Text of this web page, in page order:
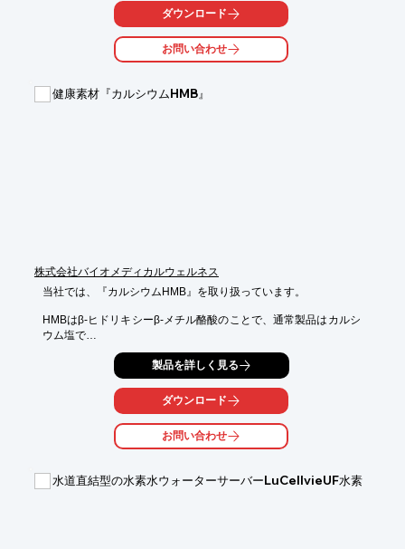
中国ではこれらの冬虫夏草の中でも、コルジセプスの評価につい
高く評価され、数多い冬虫夏草の中でコルジセプスだけが唯一、
【特長】
ダウンロード
お問い合わせ
健康素材『カルシウムHMB』
株式会社バイオメディカルウェルネス
当社では、『カルシウムHMB』を取り扱っています。
HMBはβ-ヒドリキシーβ-メチル酪酸のことで、通常製品はカルシ
ウム塩で
供給されます。
本製品は外部テストおよび内部検査でその品質がチェック（GMP
基づく）されており、食品ISO22000取得済みで、国内加工メー
FFSC22000取得済みです。
■運動後の筋組織へのダメ ージを減らす：スポーツマン向け、競
製品を詳しく見る
ダウンロード
お問い合わせ
水道直結型の水素水ウォーターサーバーLuCellvieUF水素